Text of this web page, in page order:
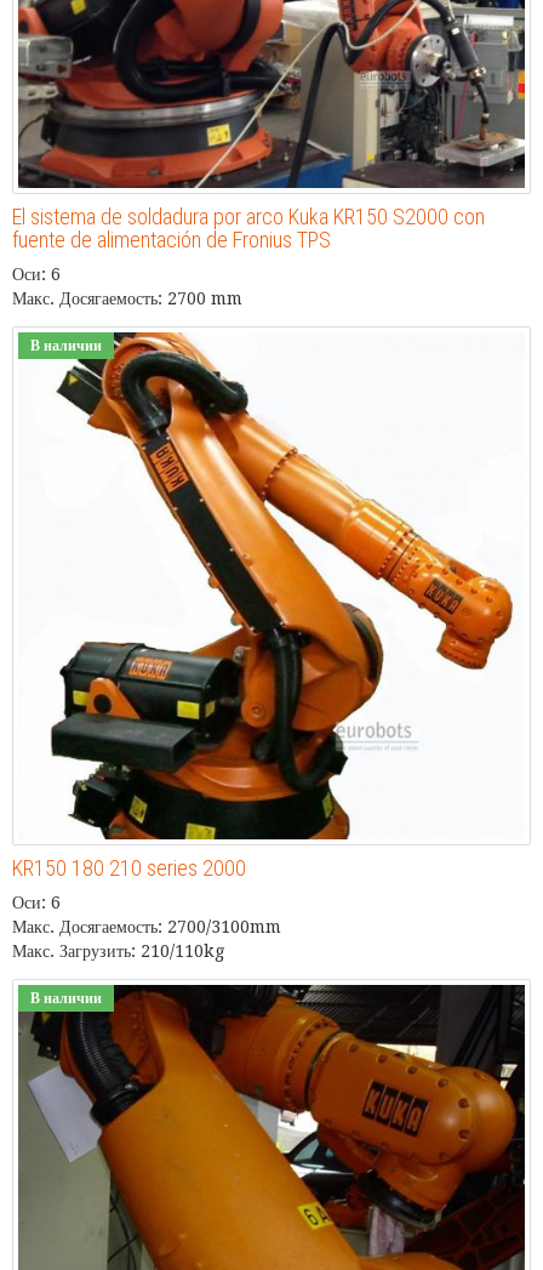
El sistema de soldadura por arco Kuka KR150 S2000 con
fuente de alimentación de Fronius TPS
Оси: 6
Макс. Досягаемость: 2700 mm
В наличии
KR150 180 210 series 2000
Оси: 6
Макс. Досягаемость: 2700/3100mm
Макс. Загрузить: 210/110kg
В наличии